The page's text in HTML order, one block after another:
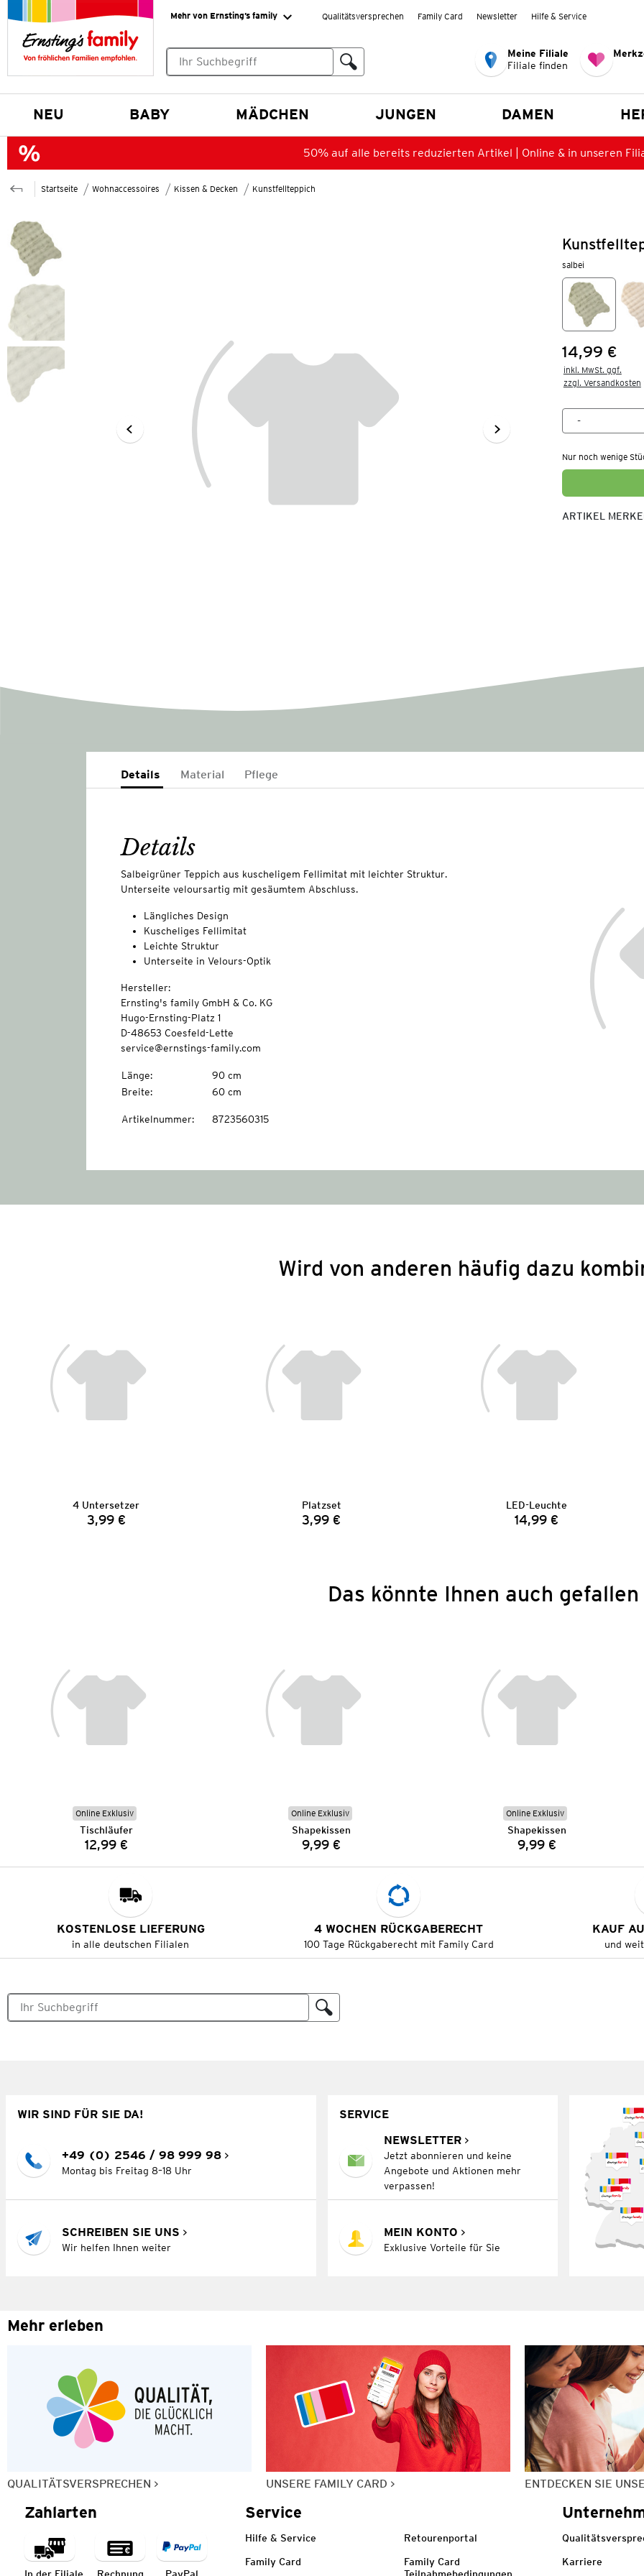
Mehr von Ernsting’s family Qualitätsversprechen Family Card Newsletter Hilfe & Service
Meine Filiale
Filiale finden
NEU BABY MÄDCHEN JUNGEN DAMEN
50% auf alle bereits reduzierten Artikel | Online & in unseren
Startseite Wohnaccessoires Kissen & Decken Kunstfellteppich
salbei
Preis:
14,99 €
inkl. MwSt. ggf.
zzgl. Versandkosten
Nur noch wenige
ARTIKEL
Details Material Pflege
Details
Salbeigrüner Teppich aus kuscheligem Fellimitat mit leichter Struktur.
Unterseite veloursartig mit gesäumtem Abschluss.
Längliches Design
Kuscheliges Fellimitat
Leichte Struktur
Unterseite in Velours-Optik
Hersteller:
Ernsting's family GmbH & Co. KG
Hugo-Ernsting-Platz 1
D-48653 Coesfeld-Lette
service@ernstings-family.com
Länge:
90 cm
Breite: 60 cm
Artikelnummer: 8723560315
Wird von anderen häufig dazu
4 Untersetzer
Preis:
3,99 €
Platzset
Preis:
3,99 €
LED-Leuchte
Preis:
14,99 €
Das könnte Ihnen auch gefallen
Online Exklusiv
Tischläufer
Preis:
12,99 €
Online Exklusiv
Shapekissen
Preis:
9,99 €
Online Exklusiv
Shapekissen
Preis:
9,99 €
KOSTENLOSE LIEFERUNG
in alle deutschen Filialen
4 WOCHEN RÜCKGABERECHT
100 Tage Rückgaberecht mit Family Card
KAUF
und
WIR SIND FÜR SIE DA!
+49 (0) 2546 / 98 999 98
Montag bis Freitag 8–18 Uhr
SCHREIBEN SIE UNS
Wir helfen Ihnen weiter
SERVICE
NEWSLETTER
Jetzt abonnieren und keine
Angebote und Aktionen mehr
verpassen!
MEIN KONTO
Exklusive Vorteile für Sie
Mehr erleben
QUALITÄTSVERSPRECHEN UNSERE FAMILY CARD ENTDECKEN SIE
Zahlarten Service
Hilfe & Service Retourenportal
Family Card
Family Card
Karriere